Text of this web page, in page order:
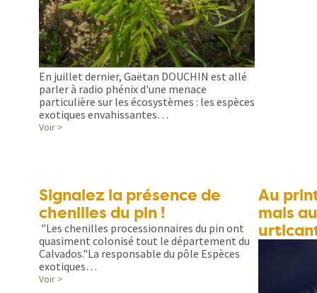
En juillet dernier, Gaëtan DOUCHIN est allé
parler à radio phénix d'une menace
particulière sur les écosystèmes : les espèces
exotiques envahissantes…
Voir >
Signalez la présence de
chenilles du pin !
"Les chenilles processionnaires du pin ont
quasiment colonisé tout le département du
Calvados."La responsable du pôle Espèces
exotiques…
Voir >
Au
mais